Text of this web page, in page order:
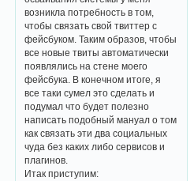
возникла потребность в том,
чтобы связать свой твиттер с
фейсбуком. Таким образов, чтобы
все новые твиты автоматически
появлялись на стене моего
фейсбука. В конечном итоге, я
все таки сумел это сделать и
подумал что будет полезно
написать подобный мануал о том
как связать эти два социальных
чуда без каких либо сервисов и
плагинов.
Итак приступим: